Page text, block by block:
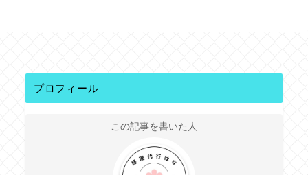
プロフィール
この記事を書いた人